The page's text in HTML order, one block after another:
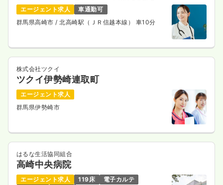
エージェント求人
車通勤可
群馬県高崎市/ 北高崎駅（ＪＲ信越本線） 車10分
株式会社ツクイ
ツクイ伊勢崎連取町
エージェント求人
群馬県伊勢崎市
はるな生活協同組合
高崎中央病院
エージェント求人 119床
電子カルテ